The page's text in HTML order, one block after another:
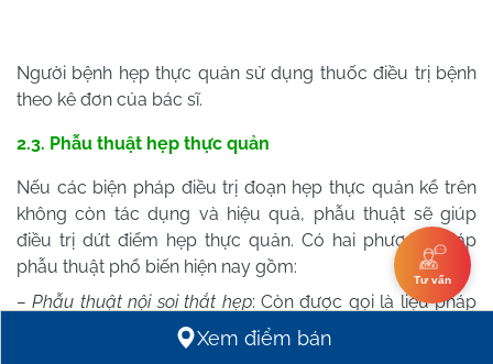
Người bệnh hẹp thực quản sử dụng thuốc điều trị bệnh
theo kê đơn của bác sĩ.
2.3. Phẫu thuật hẹp thực quản
Nếu các biện pháp điều trị đoạn hẹp thực quản kể trên
không còn tác dụng và hiệu quả, phẫu thuật sẽ giúp
điều trị dứt điểm hẹp thực quản. Có hai phương pháp
phẫu thuật phổ biến hiện nay gồm:
– Phẫu thuật nội soi thắt hẹp: Còn được gọi là liệu pháp
rạch, phẫu thuật thắt hẹp là một cách phá vỡ mô sẹo ở
chỗ thắt hẹp của người bệnh bằng dao kim điện. Bác sĩ
Tư vấn
Xem điểm bán